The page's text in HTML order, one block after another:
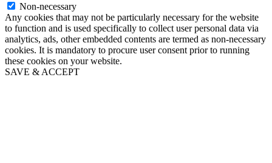
Non-necessary
Any cookies that may not be particularly necessary for the website
to function and is used specifically to collect user personal data via
analytics, ads, other embedded contents are termed as non-necessary
cookies. It is mandatory to procure user consent prior to running
these cookies on your website.
SAVE & ACCEPT